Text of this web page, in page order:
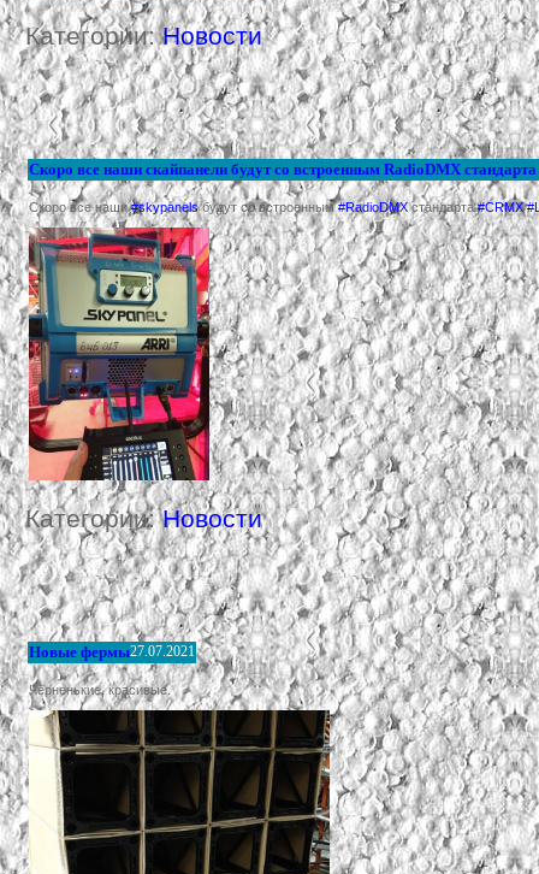
Категории: Новости
Скоро все наши скайпанели будут со встроенным RadioDMX
Скоро все наши#skypanelsбудут со встроенным#RadioDMXстандарта#CRMX
Категории: Новости
Новые фермы27.07.2021
Чёрненькие, красивые.